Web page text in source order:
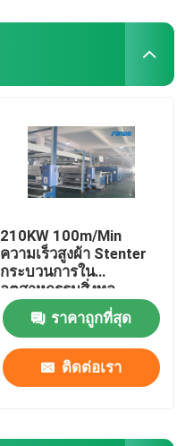
210KW 100m/Min
ความเร็วสูงผ้า Stenter
กระบวนการใน
อุตสาหกรรมสิ่งทอ
2800mm
ราคาถูกที่สุด
ติดต่อเรา